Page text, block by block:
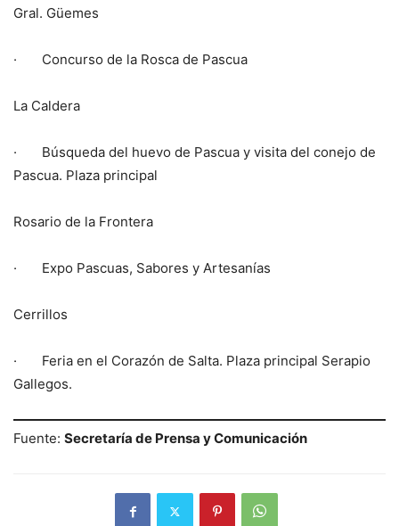
Gral. Güemes
· Concurso de la Rosca de Pascua
La Caldera
· Búsqueda del huevo de Pascua y visita del conejo de
Pascua. Plaza principal
Rosario de la Frontera
· Expo Pascuas, Sabores y Artesanías
Cerrillos
· Feria en el Corazón de Salta. Plaza principal Serapio
Gallegos.
Fuente: Secretaría de Prensa y Comunicación